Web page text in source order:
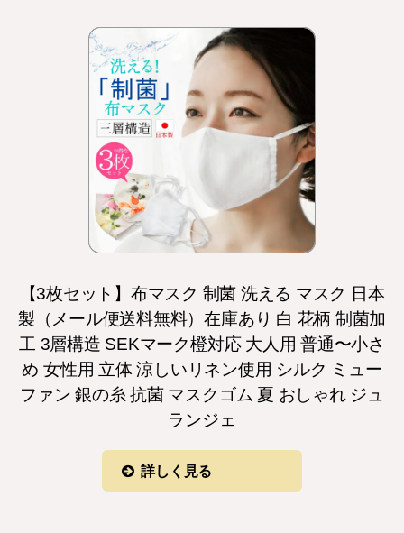
【3枚セット】布マスク 制菌 洗える マスク 日本
製（メール便送料無料）在庫あり 白 花柄 制菌加
工 3層構造 SEKマーク橙対応 大人用 普通〜小さ
め 女性用 立体 涼しいリネン使用 シルク ミュー
ファン 銀の糸 抗菌 マスクゴム 夏 おしゃれ ジュ
ランジェ
詳しく見る